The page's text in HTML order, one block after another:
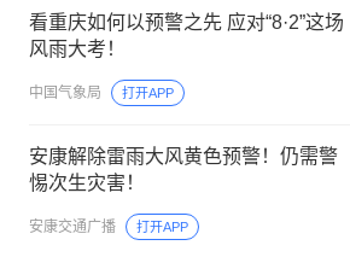
看重庆如何以预警之先 应对“8·2”这场
风雨大考！
中国气象局 打开APP
安康解除雷雨大风黄色预警！仍需警
惕次生灾害！
安康交通广播 打开APP